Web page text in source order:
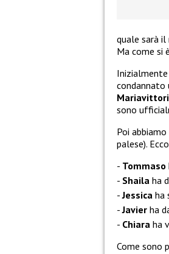
quale sarà il
Ma come
condannato
sono
Poi
palese).
Tommaso
Shaila ha
Jessica ha
Javier ha
Chiara ha
Come sono